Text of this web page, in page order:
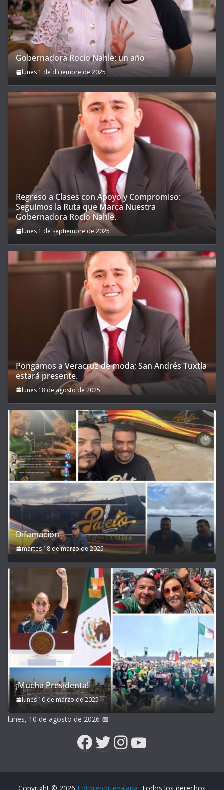
Gobernadora Rocío Nahle: un año
lunes 1 de diciembre de 2025
Regreso a Clases con Apoyo y Compromiso:
Seguimos la Ruta que Marca Nuestra
Gobernadora Rocío Nahle.
lunes 1 de septiembre de 2025
Pongamos a Veracruz de moda; San Andrés Tuxtla
estará presente.
lunes 18 de agosto de 2025
Difamación
martes 18 de marzo de 2025
¡Mucha Presidenta!
lunes 10 de marzo de 2025
lunes, 10 de agosto de 2026 📅
Facebook
Twitter
Instagram
YouTube